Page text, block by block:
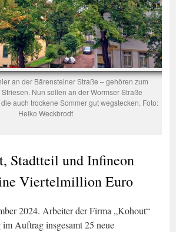
an der Bärensteiner Straße – gehören zum
Nun sollen an der Wormser Straße
auch trockene Sommer gut wegstecken. Foto:
Heiko Weckbrodt
Stadtteil und Infineon
Viertelmillion Euro
2024. Arbeiter der Firma „Kohout“
Auftrag insgesamt 25 neue